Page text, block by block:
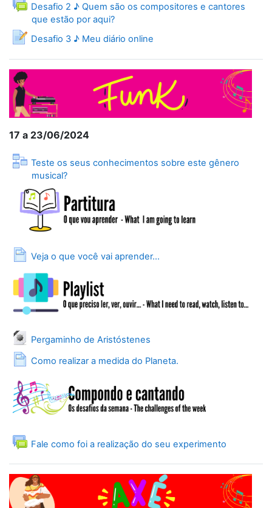
Desafio 2 ♪ Quem são os compositores e cantores
que estão por aqui?
Fórum
Desafio 3 ♪ Meu diário online
17 a 23/06/2024
Teste os seus conhecimentos sobre este gênero
musical?
Lição
Veja o que você vai aprender...
Página
Pergaminho de Aristóstenes
Arquivo
Como realizar a medida do Planeta.
Página
Fale como foi a realização do seu experimento
Fórum